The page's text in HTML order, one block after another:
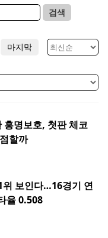
검색
마지막
홍명보호, 첫판 체코
할까
위 보인다…16경기 연
율 0.508